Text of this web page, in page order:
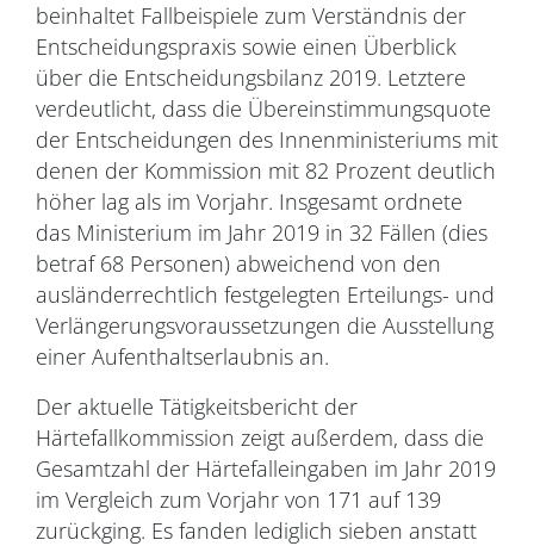
beinhaltet Fallbeispiele zum Verständnis der
Entscheidungspraxis sowie einen Überblick
über die Entscheidungsbilanz 2019. Letztere
verdeutlicht, dass die Übereinstimmungsquote
der Entscheidungen des Innenministeriums mit
denen der Kommission mit 82 Prozent deutlich
höher lag als im Vorjahr. Insgesamt ordnete
das Ministerium im Jahr 2019 in 32 Fällen (dies
betraf 68 Personen) abweichend von den
ausländerrechtlich festgelegten Erteilungs- und
Verlängerungsvoraussetzungen die Ausstellung
einer Aufenthaltserlaubnis an.
Der aktuelle Tätigkeitsbericht der
Härtefallkommission zeigt außerdem, dass die
Gesamtzahl der Härtefalleingaben im Jahr 2019
im Vergleich zum Vorjahr von 171 auf 139
zurückging. Es fanden lediglich sieben anstatt